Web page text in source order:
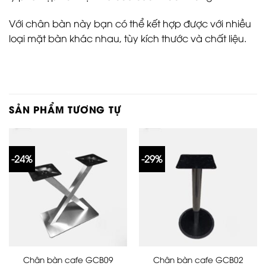
Với chân bàn này bạn có thể kết hợp được với nhiều
loại mặt bàn khác nhau, tùy kích thước và chất liệu.
SẢN PHẨM TƯƠNG TỰ
-24%
Chân bàn cafe GCB09
-29%
Chân bàn cafe GCB02